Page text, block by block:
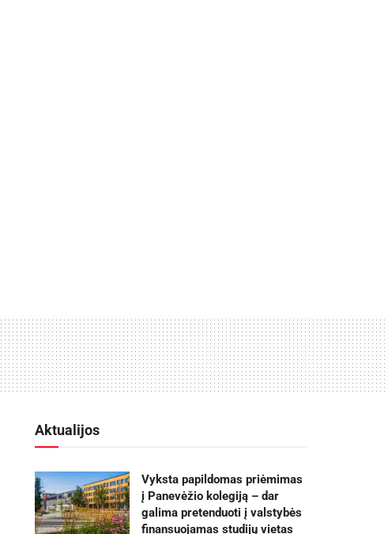
Aktualijos
Vyksta papildomas priėmimas
į Panevėžio kolegiją – dar
galima pretenduoti į valstybės
finansuojamas studijų vietas